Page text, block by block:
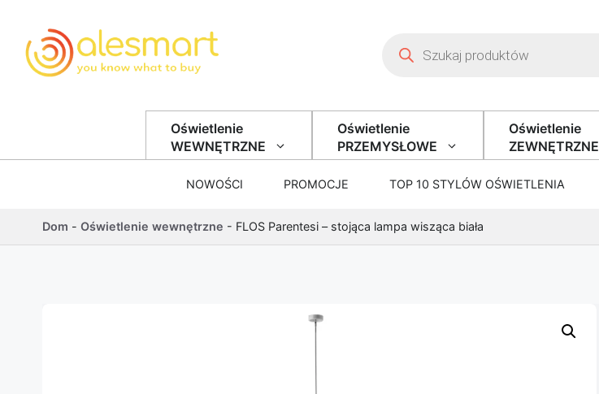
Oświetlenie
WEWNĘTRZNE
Oświetlenie
PRZEMYSŁOWE
Oświetlenie
ZEWNĘTRZNE
NOWOŚCI PROMOCJE TOP 10 STYLÓW OŚWIETLENIA
Dom - Oświetlenie wewnętrzne - FLOS Parentesi – stojąca lampa wisząca biała